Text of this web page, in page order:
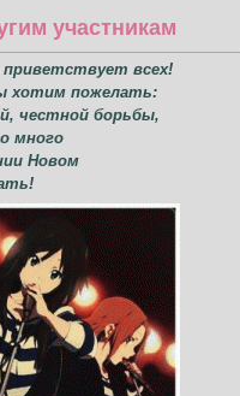
участникам
приветствует всех!
хотим пожелать:
честной борьбы,
много
Новом